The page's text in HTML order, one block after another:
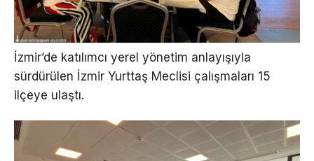
İzmir’de katılımcı yerel yönetim anlayışıyla
sürdürülen İzmir Yurttaş Meclisi çalışmaları 15
ilçeye ulaştı.